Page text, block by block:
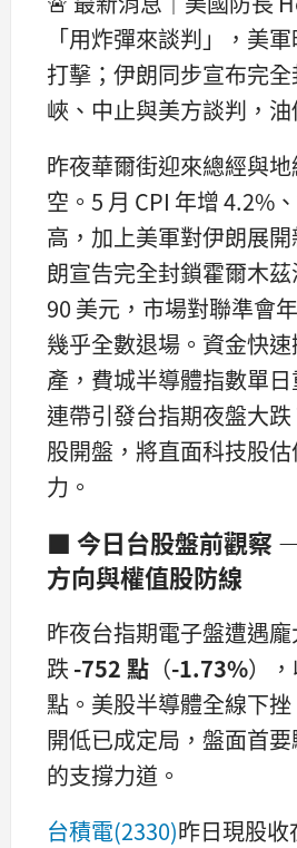
「用炸彈來談判」，美
打擊；伊朗同步宣布完
峽、中止與美方談判，油
昨夜華爾街迎來總經與
空。5 月 CPI 年增 4.2%
高，加上美軍對伊朗展
朗宣告完全封鎖霍爾木
90 美元，市場對聯準會
幾乎全數退場。資金快
產，費城半導體指數單日
連帶引發台指期夜盤大
股開盤，將直面科技股
力。
■ 今日台股盤前觀察
方向與權值股防線
昨夜台指期電子盤遭遇
跌 -752 點 （-1.73%）
點。美股半導體全線下
開低已成定局，盤面首
的支撐力道。
台積電(2330)昨日現股收